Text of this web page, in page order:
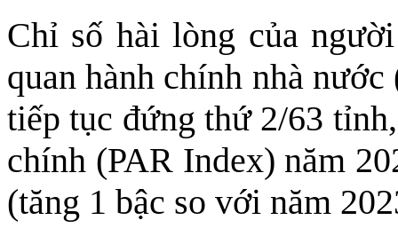
Chỉ số hài lòng của
quan hành chính nhà
tiếp tục đứng thứ 2/63
chính (PAR Index) năm
(tăng 1 bậc so với năm